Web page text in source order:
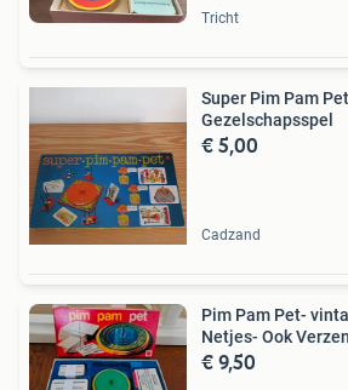
Tricht
Super Pim Pam
Gezelschapsspel
€ 5,00
Cadzand
Pim Pam Pet-
Netjes- Ook
€ 9,50